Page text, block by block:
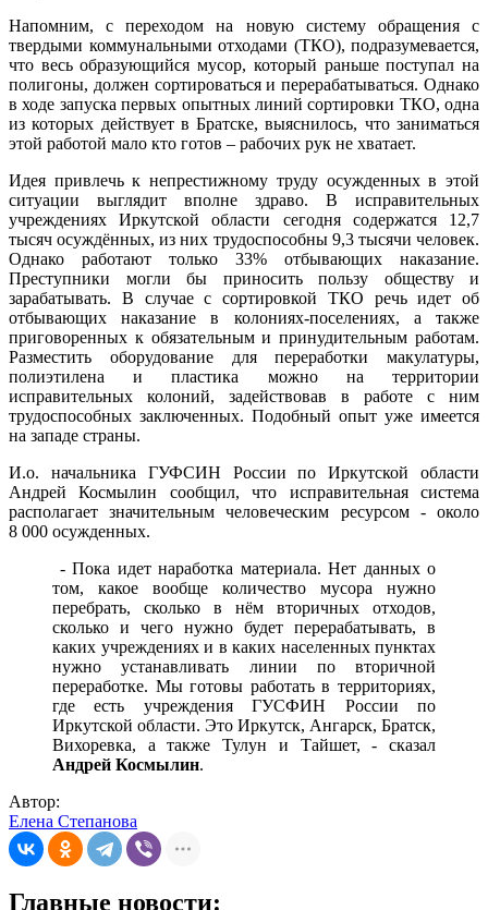
Напомним, с переходом на новую систему обращения с
твердыми коммунальными отходами (ТКО), подразумевается,
что весь образующийся мусор, который раньше поступал на
полигоны, должен сортироваться и перерабатываться. Однако
в ходе запуска первых опытных линий сортировки ТКО, одна
из которых действует в Братске, выяснилось, что заниматься
этой работой мало кто готов – рабочих рук не хватает.
Идея привлечь к непрестижному труду осужденных в этой
ситуации выглядит вполне здраво. В исправительных
учреждениях Иркутской области сегодня содержатся 12,7
тысяч осуждённых, из них трудоспособны 9,3 тысячи человек.
Однако работают только 33% отбывающих наказание.
Преступники могли бы приносить пользу обществу и
зарабатывать. В случае с сортировкой ТКО речь идет об
отбывающих наказание в колониях-поселениях, а также
приговоренных к обязательным и принудительным работам.
Разместить оборудование для переработки макулатуры,
полиэтилена и пластика можно на территории
исправительных колоний, задействовав в работе с ним
трудоспособных заключенных. Подобный опыт уже имеется
на западе страны.
И.о. начальника ГУФСИН России по Иркутской области
Андрей Космылин сообщил, что исправительная система
располагает значительным человеческим ресурсом - около
8 000 осужденных.
- Пока идет наработка материала. Нет данных о
том, какое вообще количество мусора нужно
перебрать, сколько в нём вторичных отходов,
сколько и чего нужно будет перерабатывать, в
каких учреждениях и в каких населенных пунктах
нужно устанавливать линии по вторичной
переработке. Мы готовы работать в территориях,
где есть учреждения ГУСФИН России по
Иркутской области. Это Иркутск, Ангарск, Братск,
Вихоревка, а также Тулун и Тайшет, - сказал
Андрей Космылин.
Автор:
Елена Степанова
Главные новости: